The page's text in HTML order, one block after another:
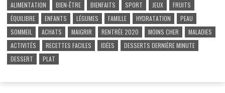
ALIMENTATION
BIEN-ÊTRE BIENFAITS SPORT JEUX
FRUITS
ÉQUILIBRE
ENFANTS LÉGUMES FAMILLE HYDRATATION
PEAU
SOMMEIL
ACHATS MAIGRIR RENTRÉE 2020 MOINS CHER
MALADIES
ACTIVITÉS
RECETTES FACILES IDÉES
DESSERTS DERNIÈRE MINUTE
DESSERT
PLAT